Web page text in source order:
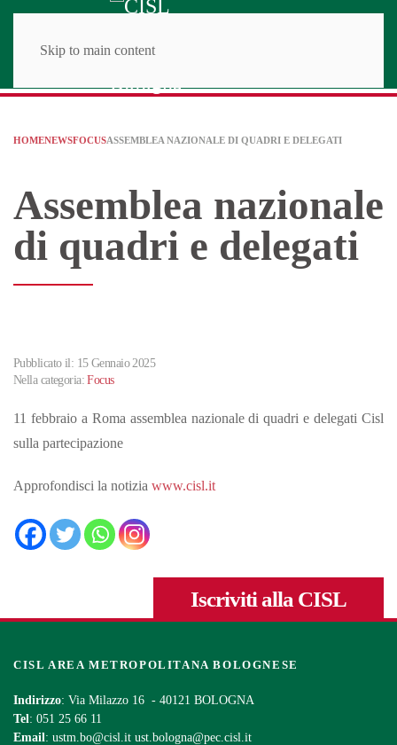
Skip to main content
HOMENEWSFOCUSASSEMBLEA NAZIONALE DI QUADRI E DELEGATI
Assemblea nazionale
di quadri e delegati
Pubblicato il: 15 Gennaio 2025
Nella categoria:Focus
11 febbraio a Roma assemblea nazionale di quadri e delegati Cisl
sulla partecipazione
Approfondisci la notizia www.cisl.it
Iscriviti alla CISL
CISL AREA METROPOLITANA BOLOGNESE
Indirizzo: Via Milazzo 16 - 40121 BOLOGNA
Tel: 051 25 66 11
Email: ustm.bo@cisl.it ust.bologna@pec.cisl.it